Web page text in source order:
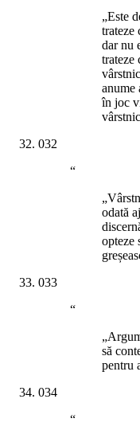
„Este
trateze
dar nu
trateze
anume
în joc
032
“
odată
opteze
033
“
să
pentru
034
“